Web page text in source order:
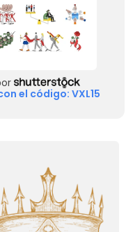
el código: VXL15